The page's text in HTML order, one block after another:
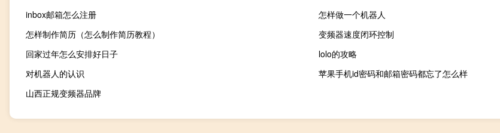
inbox邮箱怎么注册
怎样做一个机器人
怎样制作简历（怎么制作简历教程）
变频器速度闭环控制
回家过年怎么安排好日子
lolo的攻略
对机器人的认识
苹果手机id密码和邮箱密码都忘了怎么样
山西正规变频器品牌